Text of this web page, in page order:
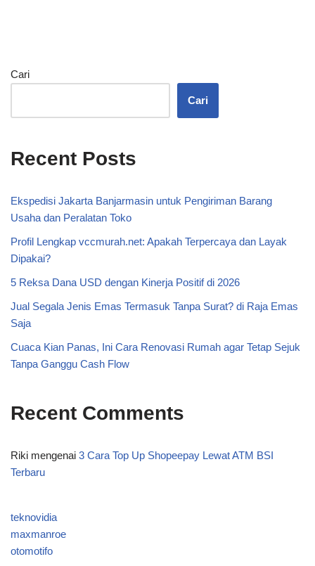
Cari
Cari
Recent Posts
Ekspedisi Jakarta Banjarmasin untuk Pengiriman Barang
Usaha dan Peralatan Toko
Profil Lengkap vccmurah.net: Apakah Terpercaya dan Layak
Dipakai?
5 Reksa Dana USD dengan Kinerja Positif di 2026
Jual Segala Jenis Emas Termasuk Tanpa Surat? di Raja Emas
Saja
Cuaca Kian Panas, Ini Cara Renovasi Rumah agar Tetap Sejuk
Tanpa Ganggu Cash Flow
Recent Comments
Riki mengenai 3 Cara Top Up Shopeepay Lewat ATM BSI
Terbaru
teknovidia
maxmanroe
otomotifo